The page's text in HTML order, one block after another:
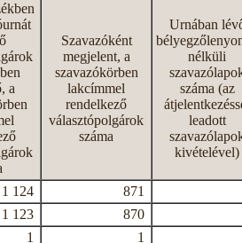
a
Szavazóként
megjelent, a
szavazókörben
lakcímmel
rendelkező
választópolgárok
száma
Urnában
nélküli
száma (az
leadott
kivételével)
1 124
871
1 123
870
1 1